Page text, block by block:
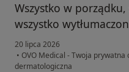
Wszystko w
wszystko
20 lipca 2026
• OVO Medical - Twoja
dermatologiczna